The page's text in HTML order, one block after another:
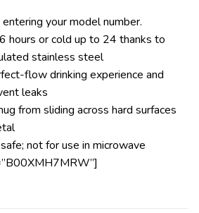
your model number.
hours or cold up to 24 thanks to
stainless steel
flow drinking experience and
leaks
from sliding across hard surfaces
not for use in microwave